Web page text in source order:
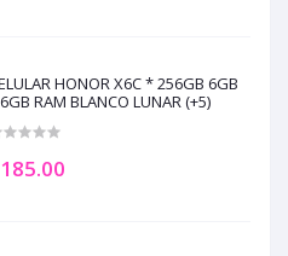
HONOR X6C * 256GB 6GB
RAM BLANCO LUNAR (+5)